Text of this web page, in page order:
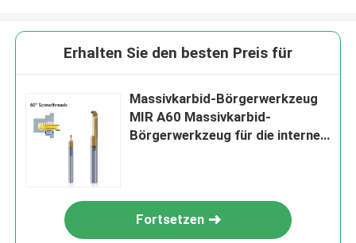
Erhalten Sie den besten Preis für
Massivkarbid-Börgerwerkzeug
MIR A60 Massivkarbid-
Börgerwerkzeug für die interne
Fortsetzen